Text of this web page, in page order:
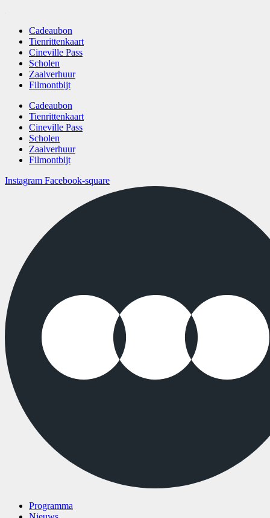
Cadeaubon
Tienrittenkaart
Cineville Pass
Scholen
Zaalverhuur
Filmontbijt
Cadeaubon
Tienrittenkaart
Cineville Pass
Scholen
Zaalverhuur
Filmontbijt
Instagram Facebook-square
Programma